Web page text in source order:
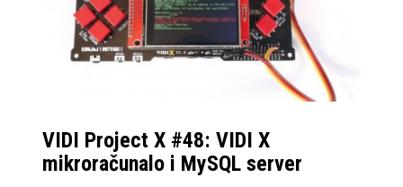
VIDI Project X #48: VIDI X
mikroračunalo i MySQL server